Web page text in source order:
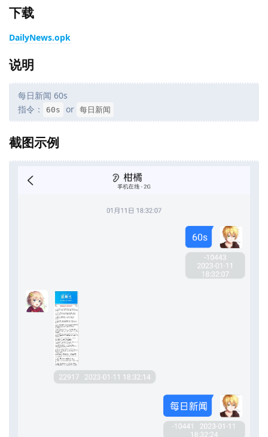
下载
DailyNews.opk
说明
每日新闻 60s
指令：
60s or 每日新闻
截图示例